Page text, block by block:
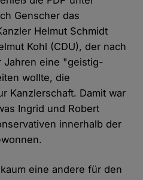
Genscher das
Helmut Schmidt
Kohl (CDU), der nach
Jahren eine "geistig-
wollte, die
Kanzlerschaft. Damit war
Ingrid und Robert
innerhalb der
eine andere für den